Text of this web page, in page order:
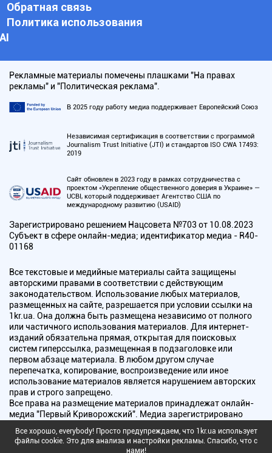
Обратная связь
Политика использования
АI
Рекламные материалы помечены плашками "На правах
рекламы" и "Политическая реклама".
В 2025 году работу медиа поддерживает Европейский Союз
Независимая сертификация в соответствии с программой
Journalism Trust Initiative (JTI) и стандартов ISO CWA 17493:
2019
Сайт обновлен в 2023 году в рамках сотрудничества с
проектом «Укрепление общественного доверия в Украине» —
UCBI, который поддерживает Агентство США по
международному развитию (USAID)
Зарегистрировано решением Нацсовета №703 от 10.08.2023
Субъект в сфере онлайн-медиа; идентификатор медиа - R40-
01168
Все текстовые и медийные материалы сайта защищены
авторскими правами в соответствии с действующим
законодательством. Использование любых материалов,
размещенных на сайте, разрешается при условии ссылки на
1kr.ua. Она должна быть размещена независимо от полного
или частичного использования материалов. Для интернет-
изданий обязательна прямая, открытая для поисковых
систем гиперссылка, размещенная в подзаголовке или
первом абзаце материала. В любом другом случае
перепечатка, копирование, воспроизведение или иное
использование материалов является нарушением авторских
прав и строго запрещено.
Все права на размещение материалов принадлежат онлайн-
медиа "Первый Криворожский". Медиа зарегистрировано
радиовещания.
Все хорошо, everybody! Просто предупреждаем, что 1kr.ua использует
файлы cookie. Это для анализа и настройки рекламы. Спасибо, что с
нами!